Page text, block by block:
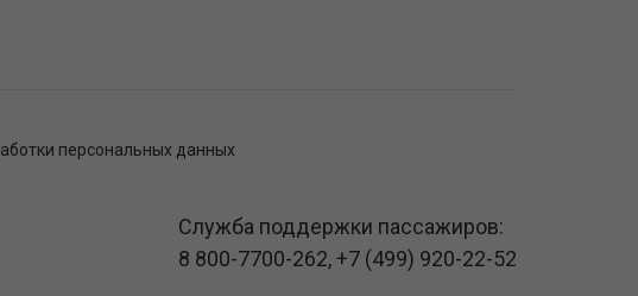
персональных данных
Служба поддержки пассажиров:
8 800-7700-262,+7 (499) 920-22-52